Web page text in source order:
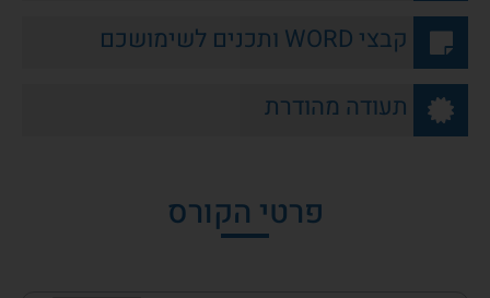
קבצי WORD ותכנים לשימושכם
תעודה מהודרת
פרטי הקורס